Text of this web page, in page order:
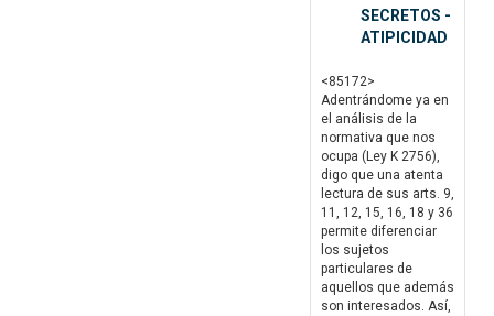
SECRETOS -
ATIPICIDAD
<85172>
Adentrándome ya en
el análisis de la
normativa que nos
ocupa (Ley K 2756),
digo que una atenta
lectura de sus arts. 9,
11, 12, 15, 16, 18 y 36
permite diferenciar
los sujetos
particulares de
aquellos que además
son interesados. Así,